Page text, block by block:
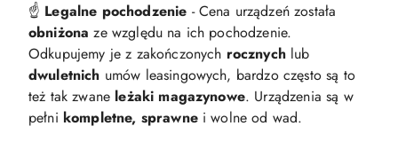
☝️ Legalne pochodzenie - Cena urządzeń została
obniżona ze względu na ich pochodzenie.
Odkupujemy je z zakończonych rocznychlub
dwuletnich umów leasingowych, bardzo często są to
też tak zwane leżaki magazynowe. Urządzenia są w
pełni kompletne, sprawnei wolne od wad.